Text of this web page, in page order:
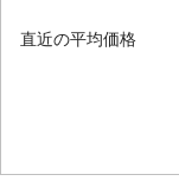
直近の平均価格